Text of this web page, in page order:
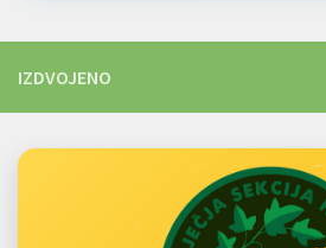
IZDVOJENO